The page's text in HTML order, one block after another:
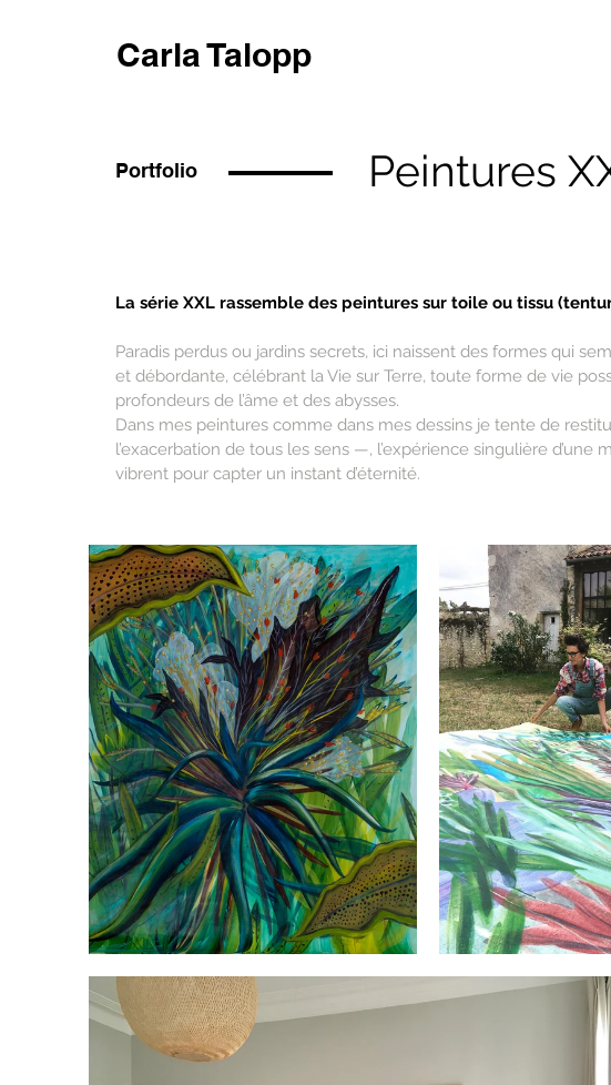
Carla Talopp
Portfolio Peintures
La série XXL rassemble des peintures sur toile ou tissu
Paradis perdus ou jardins secrets, ici naissent des formes qui
et débordante, célébrant la Vie sur Terre, toute forme de vie
profondeurs de l’âme et des abysses.
Dans mes peintures comme dans mes dessins je tente de
l’exacerbation de tous les sens —, l’expérience singulière
vibrent pour capter un instant d’éternité.